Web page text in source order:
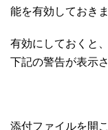
能を有効しておき
有効にしておくと
下記の警告が表示
添付ファイルを開